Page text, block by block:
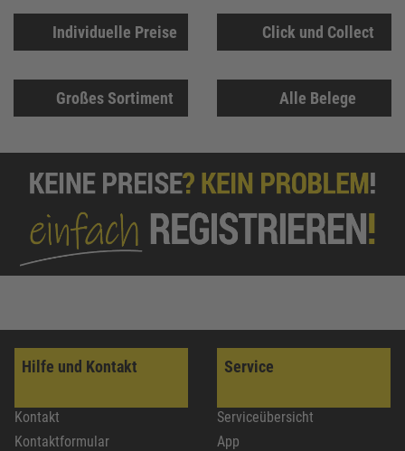
Individuelle Preise Click und Collect
Großes Sortiment Alle Belege
Hilfe und Kontakt
Kontakt
Kontaktformular
Service
Serviceübersicht
App